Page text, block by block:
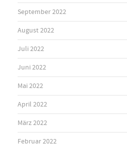
September 2022
August 2022
Juli 2022
Juni 2022
Mai 2022
April 2022
März 2022
Februar 2022